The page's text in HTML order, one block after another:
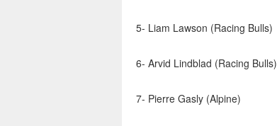
5- Liam Lawson (Racing Bulls)
6- Arvid Lindblad (Racing Bulls)
7- Pierre Gasly (Alpine)